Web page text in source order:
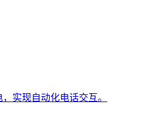
实现自动化电话交互。